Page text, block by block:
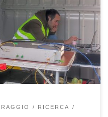
in fibra ottica installati
delle deformazioni
in un progetto di
portuale.
RICERCA